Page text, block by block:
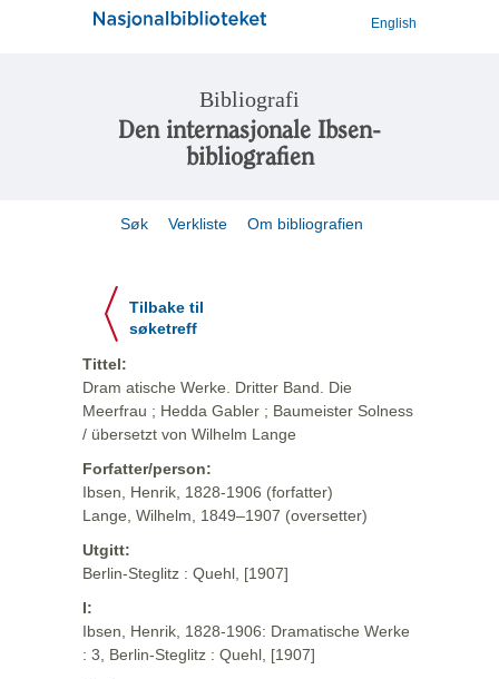
English
Bibliografi
Den internasjonale Ibsen-
bibliografien
Søk Verkliste Om bibliografien
Tilbake til
søketreff
Tittel:
Dram atische Werke. Dritter Band. Die
Meerfrau ; Hedda Gabler ; Baumeister Solness
/ übersetzt von Wilhelm Lange
Forfatter/person:
Ibsen, Henrik, 1828-1906 (forfatter)
Lange, Wilhelm, 1849–1907 (oversetter)
Utgitt:
Berlin-Steglitz : Quehl, [1907]
I:
Ibsen, Henrik, 1828-1906: Dramatische Werke
: 3, Berlin-Steglitz : Quehl, [1907]